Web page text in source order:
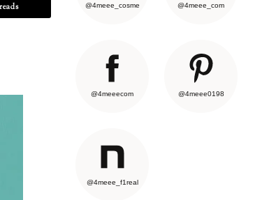
@4meee_cosme @4meee_com
@4meeecom @4meee0198
@4meee_f1real